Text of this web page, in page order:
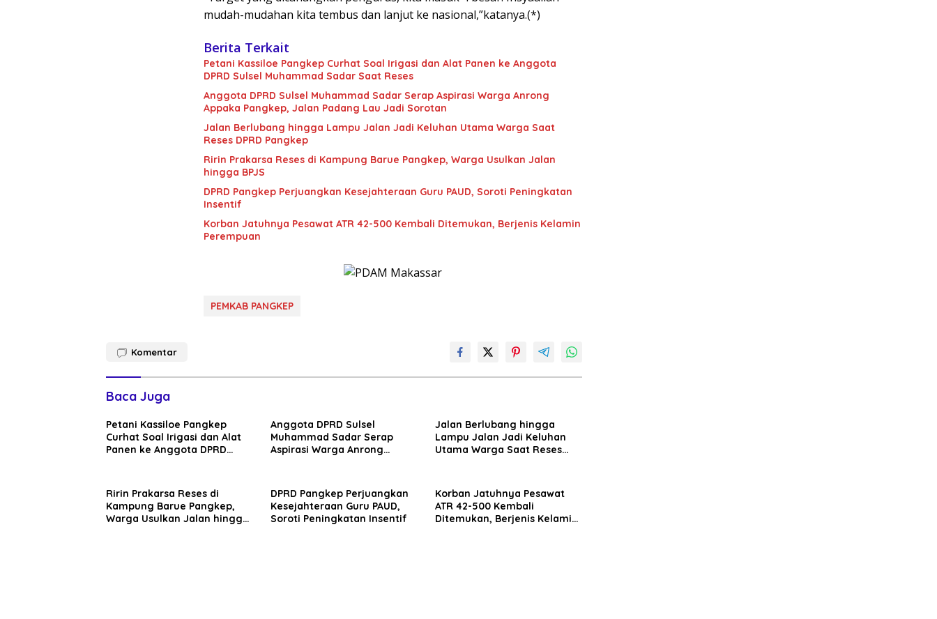
mudah-mudahan kita tembus dan lanjut ke nasional,”katanya.(*)
Berita Terkait
Petani Kassiloe Pangkep Curhat Soal Irigasi dan Alat Panen ke Anggota
DPRD Sulsel Muhammad Sadar Saat Reses
Anggota DPRD Sulsel Muhammad Sadar Serap Aspirasi Warga Anrong
Appaka Pangkep, Jalan Padang Lau Jadi Sorotan
Jalan Berlubang hingga Lampu Jalan Jadi Keluhan Utama Warga Saat
Reses DPRD Pangkep
Ririn Prakarsa Reses di Kampung Barue Pangkep, Warga Usulkan Jalan
hingga BPJS
DPRD Pangkep Perjuangkan Kesejahteraan Guru PAUD, Soroti Peningkatan
Insentif
Korban Jatuhnya Pesawat ATR 42-500 Kembali Ditemukan, Berjenis Kelamin
Perempuan
PEMKAB PANGKEP
Komentar
Baca Juga
Petani Kassiloe Pangkep
Curhat Soal Irigasi dan Alat
Panen ke Anggota DPRD
Anggota DPRD Sulsel
Muhammad Sadar Serap
Aspirasi Warga Anrong
Jalan Berlubang hingga
Lampu Jalan Jadi Keluhan
Utama Warga Saat Reses
Ririn Prakarsa Reses di
Kampung Barue Pangkep,
Warga Usulkan Jalan hingga
DPRD Pangkep Perjuangkan
Kesejahteraan Guru PAUD,
Soroti Peningkatan Insentif
Korban Jatuhnya Pesawat
ATR 42-500 Kembali
Ditemukan, Berjenis Kelamin